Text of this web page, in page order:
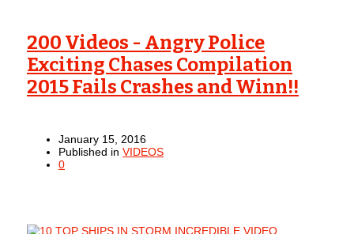
200 Videos - Angry Police
Exciting Chases Compilation
2015 Fails Crashes and Winn!!
January 15, 2016
Published in VIDEOS
0